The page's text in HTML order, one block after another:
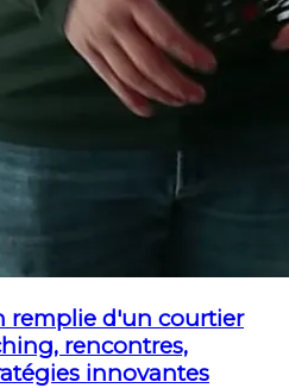
remplie d'un courtier
rencontres,
innovantes